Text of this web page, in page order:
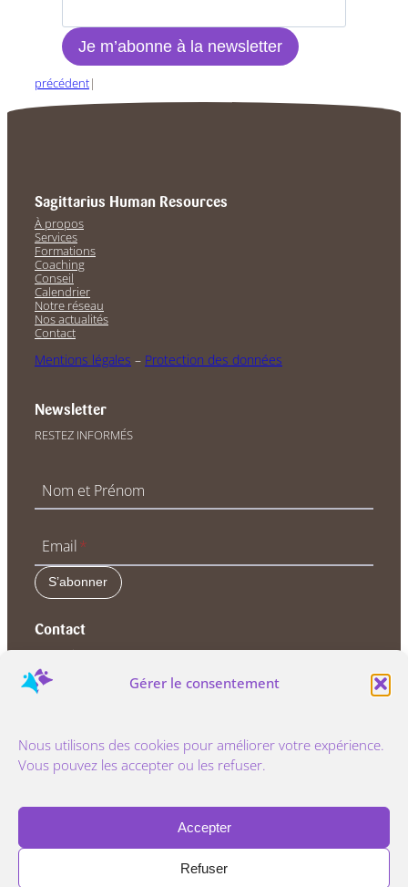
Gérer le consentement
Nous utilisons des cookies pour améliorer votre expérience.
Vous pouvez les accepter ou les refuser.
Accepter
Refuser
Je m’abonne à la newsletter
précédent
Sagittarius Human Resources
À propos
Services
Formations
Coaching
Conseil
Calendrier
Notre réseau
Nos actualités
Contact
Mentions légales – Protection des données
Newsletter
RESTEZ INFORMÉS
Nom et Prénom
Email*
S’abonner
Contact
1325 Dion Valmont
info@sagittarius-hr.be
© 2025 Sagittarius Human Resources / © photos :